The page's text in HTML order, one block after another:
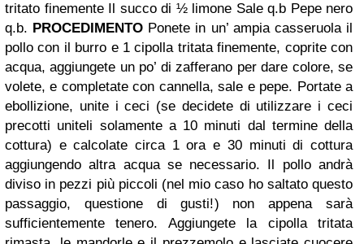
tritato finemente Il succo di ½ limone Sale q.b Pepe nero
q.b. PROCEDIMENTO Ponete in un’ ampia casseruola il
pollo con il burro e 1 cipolla tritata finemente, coprite con
acqua, aggiungete un po’ di zafferano per dare colore, se
volete, e completate con cannella, sale e pepe. Portate a
ebollizione, unite i ceci (se decidete di utilizzare i ceci
precotti uniteli solamente a 10 minuti dal termine della
cottura) e calcolate circa 1 ora e 30 minuti di cottura
aggiungendo altra acqua se necessario. Il pollo andrà
diviso in pezzi più piccoli (nel mio caso ho saltato questo
passaggio, questione di gusti!) non appena sarà
sufficientemente tenero. Aggiungete la cipolla tritata